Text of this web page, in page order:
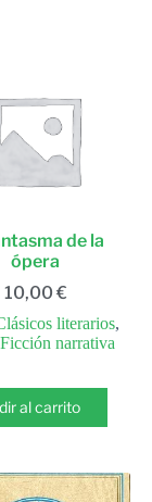
de la
ópera
10,00 €
literarios,
Ficción narrativa
al carrito